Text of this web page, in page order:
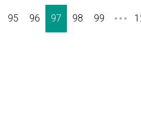
95 96 97 98 99